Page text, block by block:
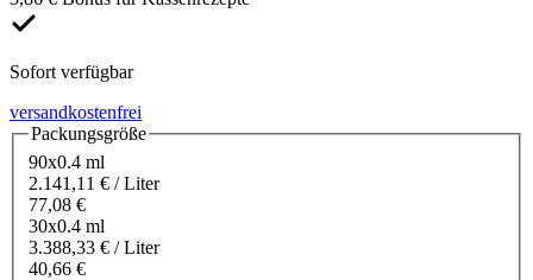
Sofort verfügbar
versandkostenfrei
Packungsgröße
90x0.4 ml
2.141,11 € / Liter
77,08 €
30x0.4 ml
3.388,33 € / Liter
40,66 €